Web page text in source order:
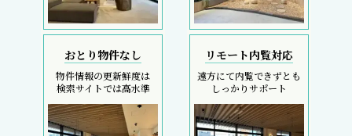
おとり物件なし
物件情報の更新鮮度は
検索サイトでは高水準
リモート内覧対応
遠方にて内覧できずとも
しっかりサポート